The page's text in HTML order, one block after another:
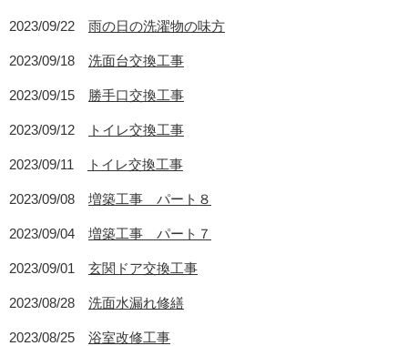
2023/09/22 雨の日の洗濯物の味方
2023/09/18 洗面台交換工事
2023/09/15 勝手口交換工事
2023/09/12 トイレ交換工事
2023/09/11 トイレ交換工事
2023/09/08 増築工事 パート８
2023/09/04 増築工事 パート７
2023/09/01 玄関ドア交換工事
2023/08/28 洗面水漏れ修繕
2023/08/25 浴室改修工事